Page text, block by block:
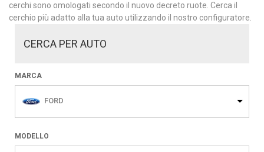
cerchi sono omologati secondo il nuovo decreto ruote. Cerca il
cerchio più adatto alla tua auto utilizzando il nostro configuratore.
CERCA PER AUTO
MARCA
FORD
MODELLO